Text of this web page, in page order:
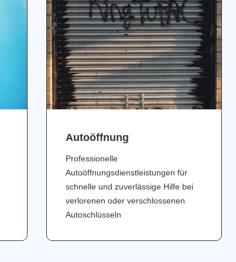
Аutoöffnung
Professionelle
Autoöffnungsdienstleistungen für
schnelle und zuverlässige Hilfe bei
verlorenen oder verschlossenen
Autoschlüsseln